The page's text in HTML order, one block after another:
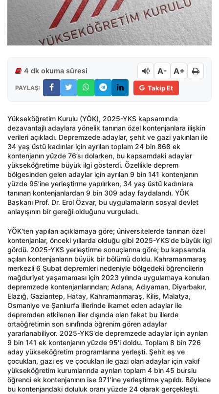
4 dk okuma süresi A- A+
PAYLAŞ: Takip Et
Yükseköğretim Kurulu (YÖK), 2025-YKS kapsamında
dezavantajlı adaylara yönelik tanınan özel kontenjanlara ilişkin
verileri açıkladı. Depremzede adaylar, şehit ve gazi yakınları ile
34 yaş üstü kadınlar için ayrılan toplam 24 bin 868 ek
kontenjanın yüzde 76’sı dolarken, bu kapsamdaki adaylar
yükseköğretime büyük ilgi gösterdi. Özellikle deprem
bölgesinden gelen adaylar için ayrılan 9 bin 141 kontenjanın
yüzde 95’ine yerleştirme yapılırken, 34 yaş üstü kadınlara
tanınan kontenjanlardan 9 bin 309 aday faydalandı. YÖK
Başkanı Prof. Dr. Erol Özvar, bu uygulamaların sosyal devlet
anlayışının bir gereği olduğunu vurguladı.
YÖK'ten yapılan açıklamaya göre; üniversitelerde tanınan özel
kontenjanlar, önceki yıllarda olduğu gibi 2025-YKS'de büyük ilgi
gördü. 2025-YKS yerleştirme sonuçlarına göre; bu kapsamda
açılan kontenjanların büyük bir bölümü doldu. Kahramanmaraş
merkezli 6 Şubat depremleri nedeniyle bölgedeki öğrencilerin
mağduriyet yaşamaması için 2023 yılında uygulamaya konulan
depremzede kontenjanlarından; Adana, Adıyaman, Diyarbakır,
Elazığ, Gaziantep, Hatay, Kahramanmaraş, Kilis, Malatya,
Osmaniye ve Şanlıurfa illerinde ikamet eden adaylar ile
depremden etkilenen iller dışında olan fakat bu illerde
ortaöğretimin son sınıfında öğrenim gören adaylar
yararlanabiliyor. 2025-YKS'de depremzede adaylar için ayrılan
9 bin 141 ek kontenjanın yüzde 95'i doldu. Toplam 8 bin 726
aday yükseköğretim programlarına yerleşti. Şehit eş ve
çocukları, gazi eş ve çocukları ile gazi olan adaylar için vakıf
yükseköğretim kurumlarında ayrılan toplam 4 bin 45 burslu
öğrenci ek kontenjanının ise 971'ine yerleştirme yapıldı. Böylece
bu kontenjandaki doluluk oranı yüzde 24 olarak gerçekleşti.